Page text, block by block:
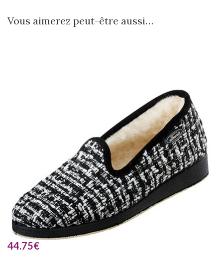
Vous aimerez peut-être aussi…
44.75€